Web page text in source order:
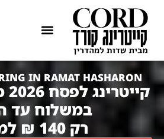
IN RAMAT HASHARON
קייטרינג לפסח 2026 כשר למהדרין
במשלוח עד
רק 140 ₪ למנה!